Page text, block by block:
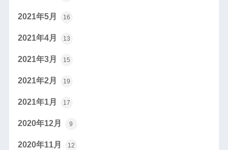
2021年5月 16
2021年4月 13
2021年3月 15
2021年2月 19
2021年1月 17
2020年12月 9
2020年11月 12